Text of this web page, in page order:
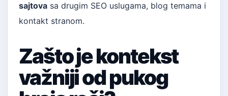
sajtova sa drugim SEO uslugama, blog temama i
kontakt stranom.
Zašto je kontekst
važniji od pukog